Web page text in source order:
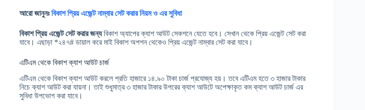
আরো জানুনঃবিকাশ প্রিয় এজেন্ট নাম্বার সেট করার নিয়ম ও এর সুবিধা
বিকাশ প্রিয় এজেন্ট সেট করার জন্যবিকাশ অ্যাপের ক্যাশ আউট সেকশনে যেতে হবে। সেখান থেকে প্রিয় এজেন্ট সেট করা
যাবে। এছাড়া *২৪৭# ডায়াল করে মাই বিকাশ অপশন থেকেও প্রিয় এজেন্ট নাম্বার সেট করা যাবে।
এটিএম থেকে বিকাশ ক্যাশ আউট চার্জ
এটিএম থেকে বিকাশ ক্যাশ আউট করলে প্রতি হাজারে ১৪.৯০ টাকা চার্জ প্রযোজ্য হয়। তবে এটিএম হতে ৩ হাজার টাকার
নিচে ক্যাশ আউট করা যায়না। তাই শুধুমাত্র ৩ হাজার টাকার উপরের ক্যাশ আউটে অপেক্ষাকৃত কম ক্যাশ আউট চার্জ এর
সুবিধা উপভোগ করা যাবে।